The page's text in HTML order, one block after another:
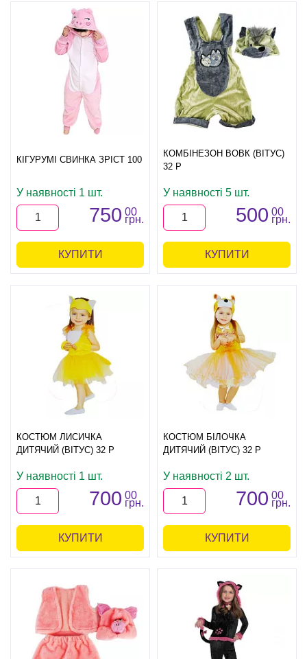
КІГУРУМІ СВИНКА ЗРІСТ 100
У наявності 1 шт.
750 00
грн.
КУПИТИ
КОМБІНЕЗОН ВОВК (ВІТУС)
32 Р
У наявності 5 шт.
500 00
грн.
КУПИТИ
КОСТЮМ ЛИСИЧКА
ДИТЯЧИЙ (ВІТУС) 32 Р
У наявності 1 шт.
700 00
грн.
КУПИТИ
КОСТЮМ БІЛОЧКА
ДИТЯЧИЙ (ВІТУС) 32 Р
У наявності 2 шт.
700 00
грн.
КУПИТИ